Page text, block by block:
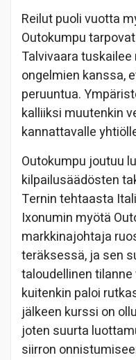
Reilut puoli vuotta
Outokumpu
Talvivaara
ongelmien kanssa,
peruuntua.
kalliiksi muutenkin
kannattavalle
Outokumpu joutuu
kilpailusäädösten
Ternin tehtaasta
Ixonumin myötä
markkinajohtaja
teräksessä, ja sen
taloudellinen
kuitenkin paloi
jälkeen kurssi on
joten suurta
siirron